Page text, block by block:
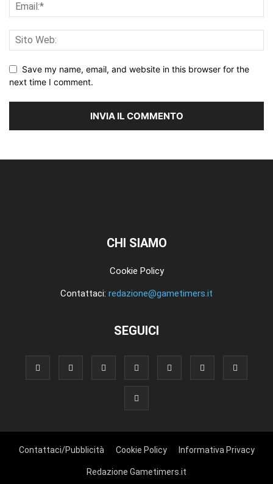
Save my name, email, and website in this browser for the
next time I comment.
CHI SIAMO
Cookie Policy
Contattaci: redazione@gametimers.it
SEGUICI
Contattaci/Pubblicità Cookie Policy Informativa Privacy
Redazione Gametimers.it